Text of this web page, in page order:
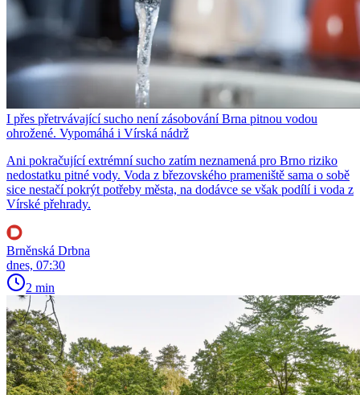
I přes přetrvávající sucho není zásobování Brna pitnou vodou
ohrožené. Vypomáhá i Vírská nádrž
Ani pokračující extrémní sucho zatím neznamená pro Brno riziko
nedostatku pitné vody. Voda z březovského prameniště sama o sobě
sice nestačí pokrýt potřeby města, na dodávce se však podílí i voda z
Vírské přehrady.
Brněnská Drbna
dnes, 07:30
2 min